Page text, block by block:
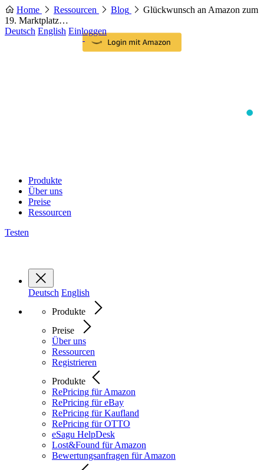
Home Ressourcen Blog
Glückwunsch an Amazon zum
19. Marktplatz…
Deutsch English Einloggen
Produkte
Über uns
Preise
Ressourcen
Testen
Deutsch English
Produkte
Preise
Über uns
Ressourcen
Registrieren
Produkte
RePricing für Amazon
RePricing für eBay
RePricing für Kaufland
RePricing für OTTO
eSagu HelpDesk
Lost&Found für Amazon
Bewertungsanfragen für Amazon